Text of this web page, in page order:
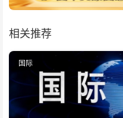
相关推荐
国际